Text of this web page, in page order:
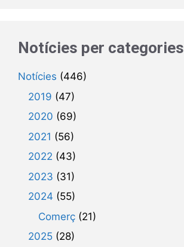
Notícies per categories
Notícies (446)
2019 (47)
2020 (69)
2021 (56)
2022 (43)
2023 (31)
2024 (55)
Comerç (21)
2025 (28)